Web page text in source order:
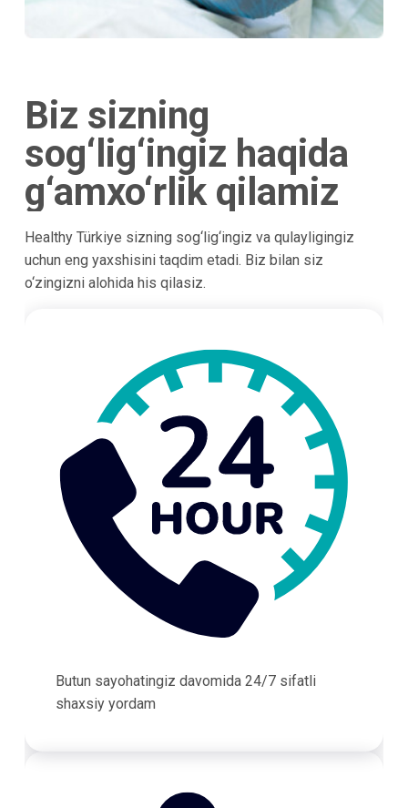
Biz sizning
sog‘lig‘ingiz haqida
g‘amxo‘rlik qilamiz
Healthy Türkiye sizning sog‘lig‘ingiz va qulayligingiz
uchun eng yaxshisini taqdim etadi. Biz bilan siz
o‘zingizni alohida his qilasiz.
Butun sayohatingiz davomida 24/7 sifatli
shaxsiy yordam